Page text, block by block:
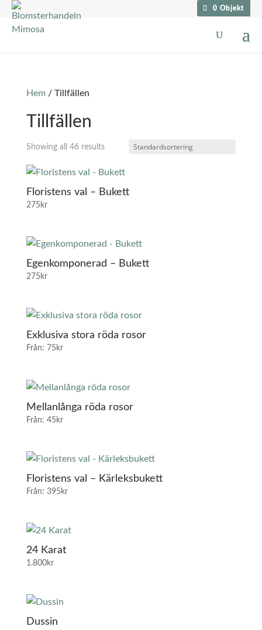
0 Objekt
Hem/ Tillfällen
Tillfällen
Showing all 46 results
Floristens val – Bukett
275kr
Egenkomponerad – Bukett
275kr
Exklusiva stora röda rosor
Från: 75kr
Mellanlånga röda rosor
Från: 45kr
Floristens val – Kärleksbukett
Från: 395kr
24 Karat
1.800kr
Dussin